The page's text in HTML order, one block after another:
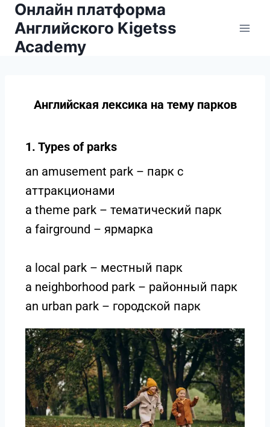
Онлайн платформа
Английского Kigetss
Academy
Английская лексика на тему парков
1. Types of parks
an amusement park – парк с
аттракционами
a theme park – тематический парк
a fairground – ярмарка
a local park – местный парк
a neighborhood park – районный парк
an urban park – городской парк